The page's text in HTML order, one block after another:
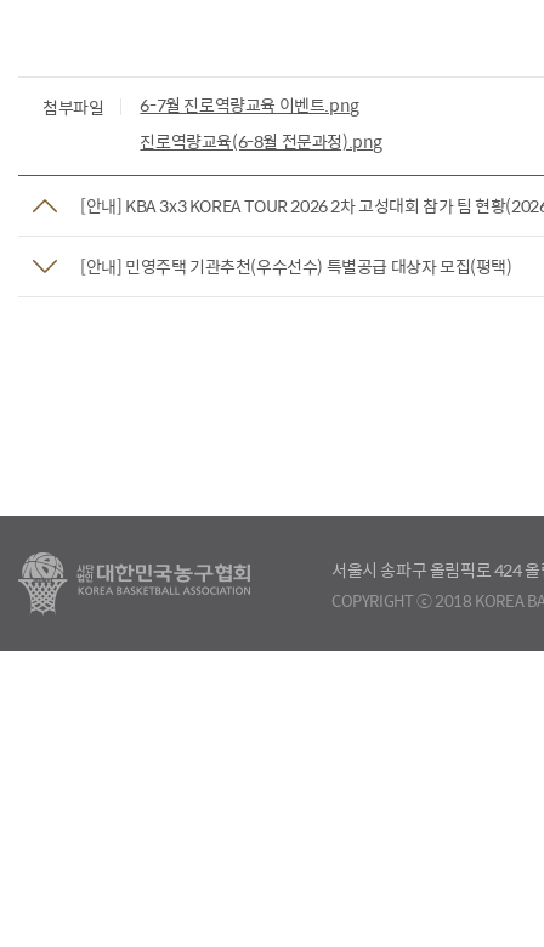
첨부파일
6-7월 진로역량교육 이벤트.png
진로역량교육(6-8월 전문과정).png
[안내] KBA 3x3 KOREA TOUR 2026 2차 고성대회 참가 팀 현황
[안내] 민영주택 기관추천(우수선수) 특별공급 대상자 모집(평택)
서울시 송파구 올림픽로 424
COPYRIGHT ⓒ 2018 KOREA